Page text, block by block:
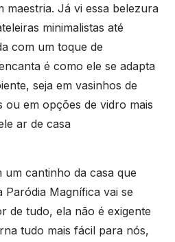
maestria. Já vi essa belezura
minimalistas até
com um toque de
é como ele se adapta
seja em vasinhos de
ou em opções de vidro mais
ar de casa
um cantinho da casa que
Paródia Magnífica vai se
de tudo, ela não é exigente
tudo mais fácil para nós,